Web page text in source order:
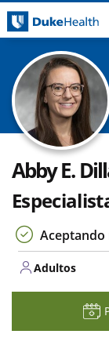
Abby E.
Aceptando
Adultos